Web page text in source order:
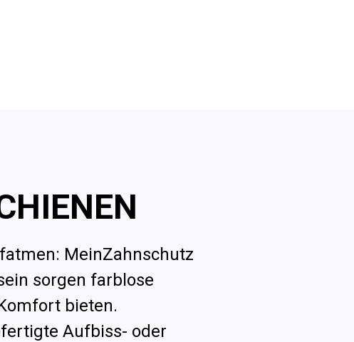
MeinZahnschutz
sorgen farblose
bieten.
Aufbiss- oder